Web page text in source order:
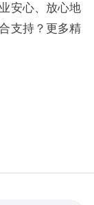
安心、放心地
支持？更多精